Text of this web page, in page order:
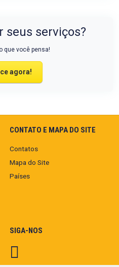
seus serviços?
que você pensa!
agora!
CONTATO E MAPA DO SITE
Contatos
Mapa do Site
Países
SIGA-NOS